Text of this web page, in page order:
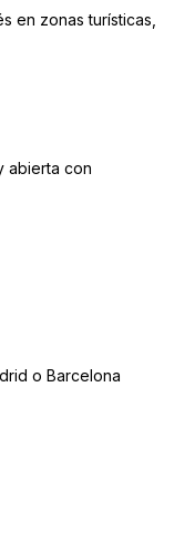
en zonas turísticas,
abierta con
o Barcelona